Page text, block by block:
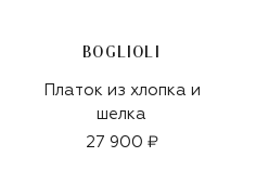
BOGLIOLI
Платок из хлопка и
шелка
27 900 ₽